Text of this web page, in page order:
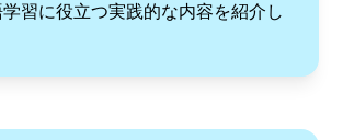
習に役立つ実践的な内容を紹介し